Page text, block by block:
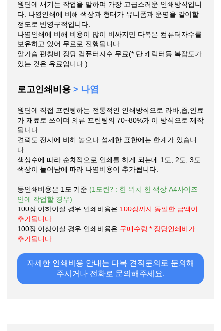
원단에 새기는 작업을 말하며 가장 고급스러운 인쇄방식입니
다. 나염인쇄에 비해 색상과 형태가 유니폼과 운명을 같이할
정도로 반영구적입니다.
나염인쇄에 비해 비용이 많이 비싸지만 다복은 컴퓨터자수를
보유하고 있어 무료로 진행됩니다.
앞가슴 펀칭비 장당 컴퓨터자수 무료(* 단 캐릭터등 복잡도가
있는 것은 유료입니다.)
로고인쇄비용 > 나염
원단에 직접 프린팅하는 전통적인 인쇄방식으로 라바,좁,안료
가 재료로 쓰이며 의류 프린팅의 70~80%가 이 방식으로 제작
됩니다.
견뢰도 전사에 비해 높으나 섬세한 표한에는 한계가 있습니
다.
색상수에 따라 순차적으로 인쇄를 하게 되는데 1도, 2도, 3도
색상이 늘어남에 따라 나염비용이 추가됩니다.
등인쇄비용은 1도 기준 (1도란? : 한 위치 한 색상 A4사이즈
안에 작업할 경우)
100장 이하이실 경우 인쇄비용은 100장까지 동일한 금액이
추가됩니다.
100장 이상이실 경우 인쇄비용은 구매수량 * 장당인쇄비가
추가됩니다.
자세한 인쇄비용 안내는 다복 견적문의로 문의해
주시거나 전화로 문의해주세요.